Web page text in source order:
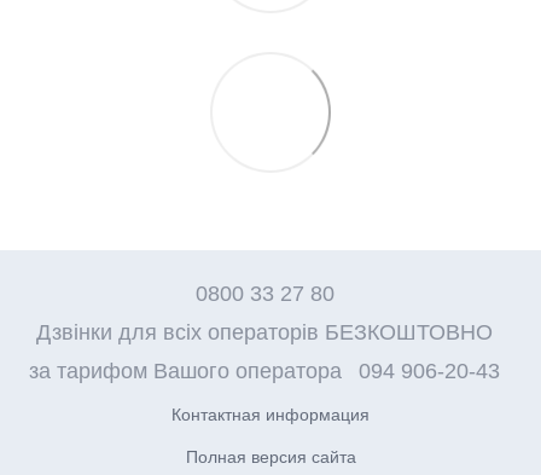
0800 33 27 80
Дзвінки для всіх операторів БЕЗКОШТОВНО
за тарифом Вашого оператора
094 906-20-43
Контактная информация
Полная версия сайта